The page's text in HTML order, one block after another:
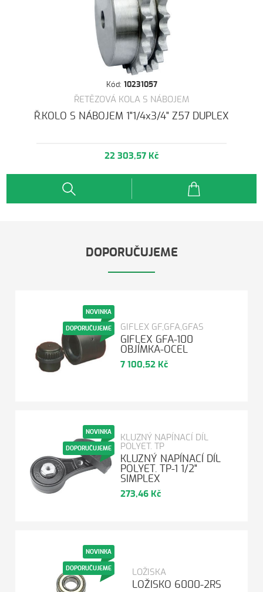
Kód: 10231057
ŘETĚZOVÁ KOLA S NÁBOJEM
Ř.KOLO S NÁBOJEM 1"1/4x3/4" Z57 DUPLEX
22 303,57 Kč
DOPORUČUJEME
NOVINKA
DOPORUČUJEME GIFLEX GF,GFA,GFAS
GIFLEX GFA-100
OBJÍMKA-OCEL
7 100,52 Kč
NOVINKA
DOPORUČUJEME
KLUZNÝ NAPÍNACÍ DÍL
POLYET. TP
KLUZNÝ NAPÍNACÍ DÍL
POLYET. TP-1 1/2"
SIMPLEX
273,46 Kč
NOVINKA
DOPORUČUJEME LOŽISKA
LOŽISKO 6000-2RS